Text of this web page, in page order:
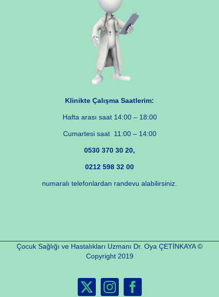
Klinikte Çalışma Saatlerim:
Hafta arası saat 14:00 – 18:00
Cumartesi saat 11:00 – 14:00
0530 370 30 20,
0212 598 32 00
numaralı telefonlardan randevu alabilirsiniz.
Çocuk Sağlığı ve Hastalıkları Uzmanı Dr. Oya ÇETİNKAYA ©
Copyright 2019
X InstagramFacebook